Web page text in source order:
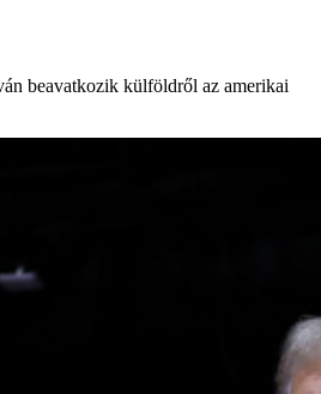
beavatkozik külföldről az amerikai